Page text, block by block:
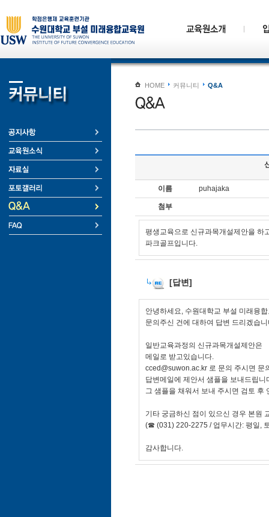
HOME 커뮤니티 Q&A
이름 puhajaka
첨부
평생교육으로 신규과목개설제안을 하
파크골프입니다.
[답변]
안녕하세요, 수원대학교 부설 미래융
문의주신 건에 대하여 답변 드리겠습
일반교육과정의 신규과목개설제안은
메일로 받고있습니다.
cced@suwon.ac.kr 로 문의 주시면 문
답변메일에 제안서 샘플을 보내드립니
그 샘플을 채워서 보내 주시면 검토 후
기타 궁금하신 점이 있으신 경우 본원
(☎ (031) 220-2275 / 업무시간: 평일,
감사합니다.